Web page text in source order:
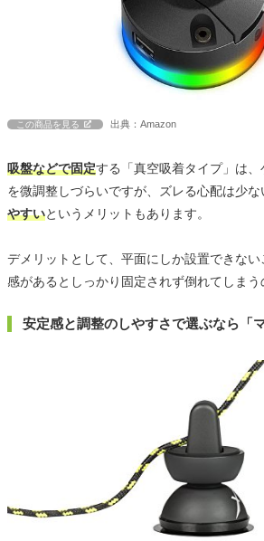
この商品を見る 出典：Amazon
吸盤などで固定する「真空吸着タイプ」は
を微調整しづらいですが、ズレる心配は少な
やすいというメリットもあります。
デメリットとして、平面にしか設置できな
感があるとしっかり固定されず倒れてしまう
安定感と調整のしやすさで選ぶなら「